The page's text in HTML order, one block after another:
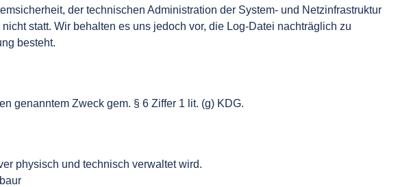
der technischen Administration der System- und Netzinfrastruktur
statt. Wir behalten es uns jedoch vor, die Log-Datei nachträglich zu
besteht.
genanntem Zweck gem. § 6 Ziffer 1 lit. (g) KDG.
physisch und technisch verwaltet wird.